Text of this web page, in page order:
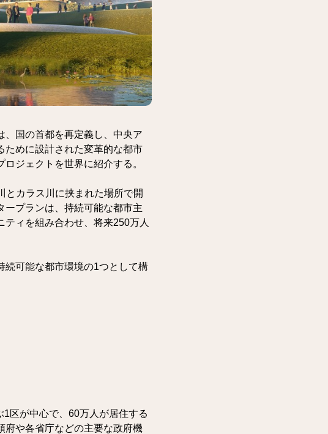
、国の首都を再定義し、中央ア
ために設計された変革的な都市
ジェクトを世界に紹介する。
とカラス川に挟まれた場所で開
ープランは、持続可能な都市主
ィを組み合わせ、将来250万人
続可能な都市環境の1つとして構
区が中心で、60万人が居住する
府や各省庁などの主要な政府機